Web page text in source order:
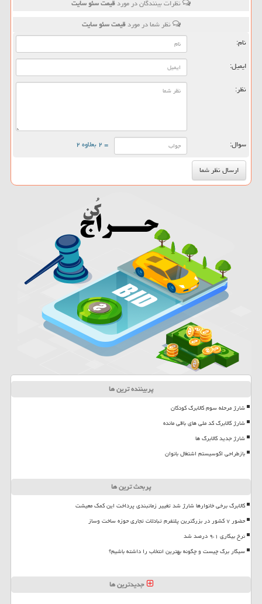
نظرات بینندگان در موردقیمت سئو سایت
نظر شما در موردقیمت سئو سایت
نام:
ایمیل:
نظر:
سوال: = ۲ بعلاوه ۲
پربیننده ترین ها
شارژ مرحله سوم کالابرگ کودکان
شارژ کالابرگ کد ملی های باقی مانده
شارژ جدید کالابرگ ها
بازطراحی اکوسیستم اشتغال بانوان
پربحث ترین ها
کالابرگ برخی خانوارها شارژ شد تغییر زمانبندی پرداخت این کمک معیشت
حضور ۷ کشور در بزرگترین پلتفرم تبادلات تجاری حوزه ساخت وساز
نرخ بیکاری ۹،۱ درصد شد
سیگار برگ چیست و چگونه بهترین انتخاب را داشته باشیم؟
جدیدترین ها